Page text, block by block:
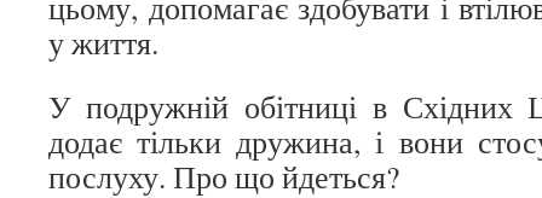
у життя.
У подружній обітниці в Східних
додає тільки дружина, і вони
послуху. Про що йдеться?